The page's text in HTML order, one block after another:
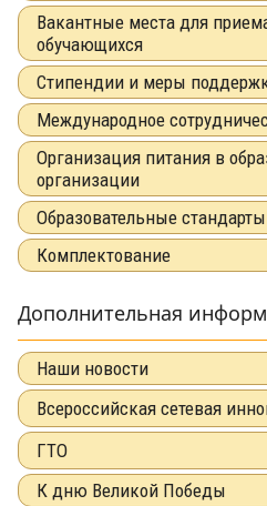
Вакантные места для
обучающихся
Стипендии и меры
Международное
Организация питания в
организации
Образовательные
Комплектование
Дополнительная
Наши новости
Всероссийская сетевая
ГТО
К дню Великой Победы